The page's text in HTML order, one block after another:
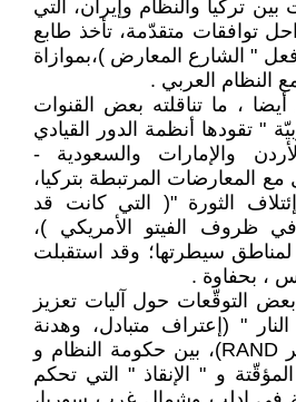
تركيا والنظام وإيران، التي
توافقات متقدّمة، تأخذ طابع
" الشارع المعارض )،بموازاة
النظام العربي .
، ما تناقلته بعض القنوات
" تقودها أنظمة الدور القيادي
والإمارات والسعودية -
المعارضات المرتبطة بتركيا،
الثورة "( التي كانت قد
ظروف الفيتو الأمريكي )،
سيطرتها؛ وقد استقبلت
، بحفاوة .
التوقّعات حول آليات تعزيز
" (إعتراف متبادل، وهدنة
مستدامة " - وفقا لتعابير RAND)، بين حكومة النظام و
و " الإنقاذ " التي تحكم